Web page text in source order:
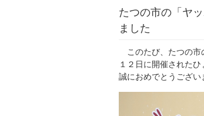
たつの市の「ヤ
ました
このたび、たつの市
１２日に開催された
誠におめでとうござい